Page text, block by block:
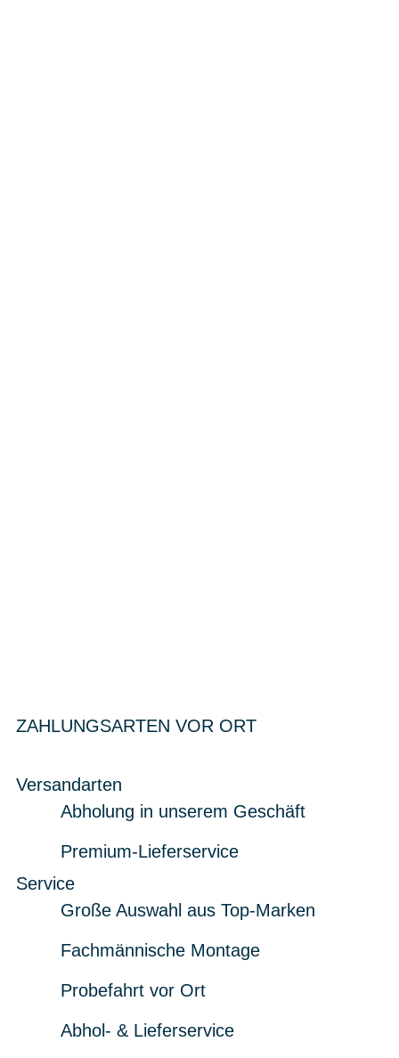
ZAHLUNGSARTEN VOR ORT
Versandarten
Abholung in unserem Geschäft
Premium-Lieferservice
Service
Große Auswahl aus Top-Marken
Fachmännische Montage
Probefahrt vor Ort
Abhol- & Lieferservice